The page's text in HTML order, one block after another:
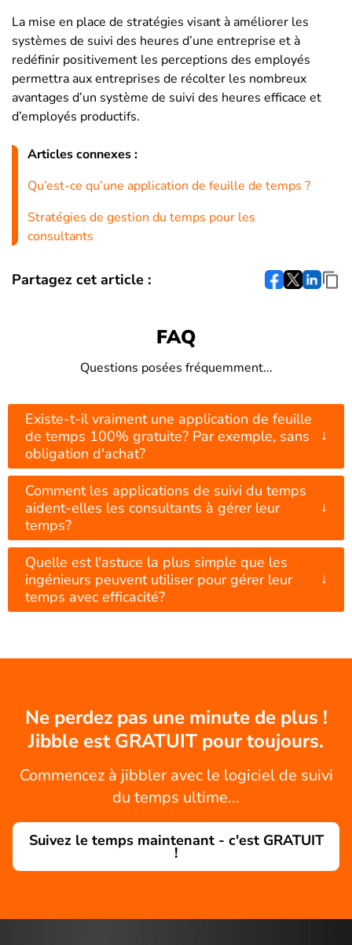
La mise en place de stratégies visant à améliorer les
systèmes de suivi des heures d’une entreprise et à
redéfinir positivement les perceptions des employés
permettra aux entreprises de récolter les nombreux
avantages d’un système de suivi des heures efficace et
d’employés productifs.
Articles connexes :
Qu’est-ce qu’une application de feuille de temps ?
Stratégies de gestion du temps pour les
consultants
Partagez cet article :
FAQ
Questions posées fréquemment...
Existe-t-il vraiment une application de feuille
de temps 100% gratuite? Par exemple, sans
obligation d'achat?
↓
Comment les applications de suivi du temps
aident-elles les consultants à gérer leur
temps?
↓
Quelle est l'astuce la plus simple que les
ingénieurs peuvent utiliser pour gérer leur
temps avec efficacité?
↓
Ne perdez pas une minute de plus !
Jibble est GRATUIT pour toujours.
Commencez à jibbler avec le logiciel de suivi
du temps ultime...
Suivez le temps maintenant - c'est GRATUIT
!